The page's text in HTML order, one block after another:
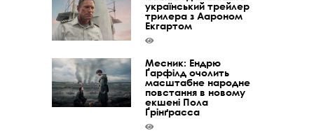
український трейлер
трилера з Аароном
Екгартом
Месник: Ендрю
Ґарфілд очолить
масштабне народне
повстання в новому
екшені Пола
Ґрінґрасса